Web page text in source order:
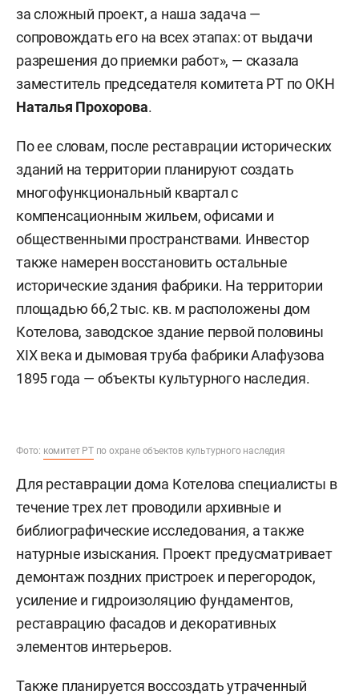
за сложный проект, а наша задача —
сопровождать его на всех этапах: от выдачи
разрешения до приемки работ», — сказала
заместитель председателя комитета РТ по ОКН
Наталья Прохорова.
По ее словам, после реставрации исторических
зданий на территории планируют создать
многофункциональный квартал с
компенсационным жильем, офисами и
общественными пространствами. Инвестор
также намерен восстановить остальные
исторические здания фабрики. На территории
площадью 66,2 тыс. кв. м расположены дом
Котелова, заводское здание первой половины
XIX века и дымовая труба фабрики Алафузова
1895 года — объекты культурного наследия.
Фото: комитет РТпо охране объектов культурного наследия
Для реставрации дома Котелова специалисты в
течение трех лет проводили архивные и
библиографические исследования, а также
натурные изыскания. Проект предусматривает
демонтаж поздних пристроек и перегородок,
усиление и гидроизоляцию фундаментов,
реставрацию фасадов и декоративных
элементов интерьеров.
Также планируется воссоздать утраченный